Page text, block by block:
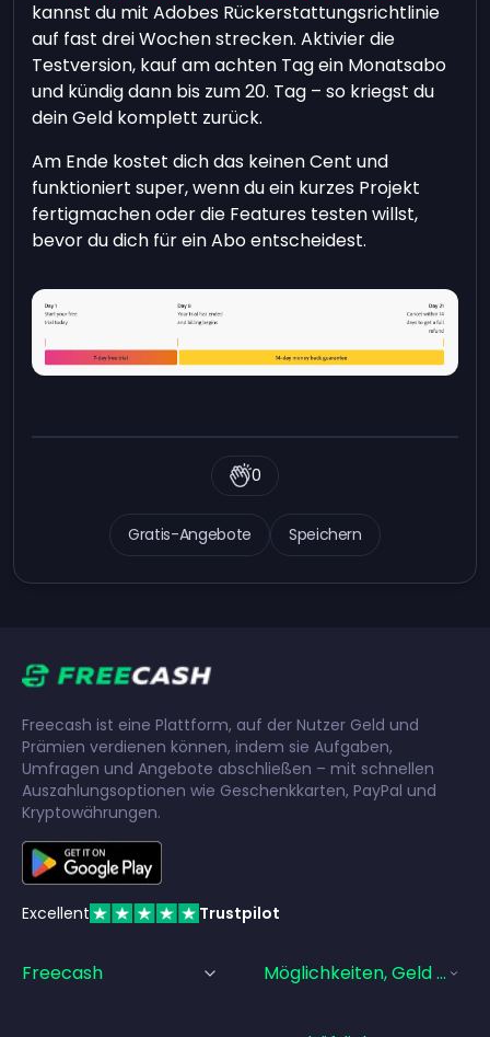
kannst du mit Adobes Rückerstattungsrichtlinie
auf fast drei Wochen strecken. Aktivier die
Testversion, kauf am achten Tag ein Monatsabo
und kündig dann bis zum 20. Tag – so kriegst du
dein Geld komplett zurück.
Am Ende kostet dich das keinen Cent und
funktioniert super, wenn du ein kurzes Projekt
fertigmachen oder die Features testen willst,
bevor du dich für ein Abo entscheidest.
Gratis-Angebote Speichern
0
Freecash ist eine Plattform, auf der Nutzer Geld und
Prämien verdienen können, indem sie Aufgaben,
Umfragen und Angebote abschließen – mit schnellen
Auszahlungsoptionen wie Geschenkkarten, PayPal und
Kryptowährungen.
Excellent Trustpilot
Freecash Möglichkeiten, Geld Zu